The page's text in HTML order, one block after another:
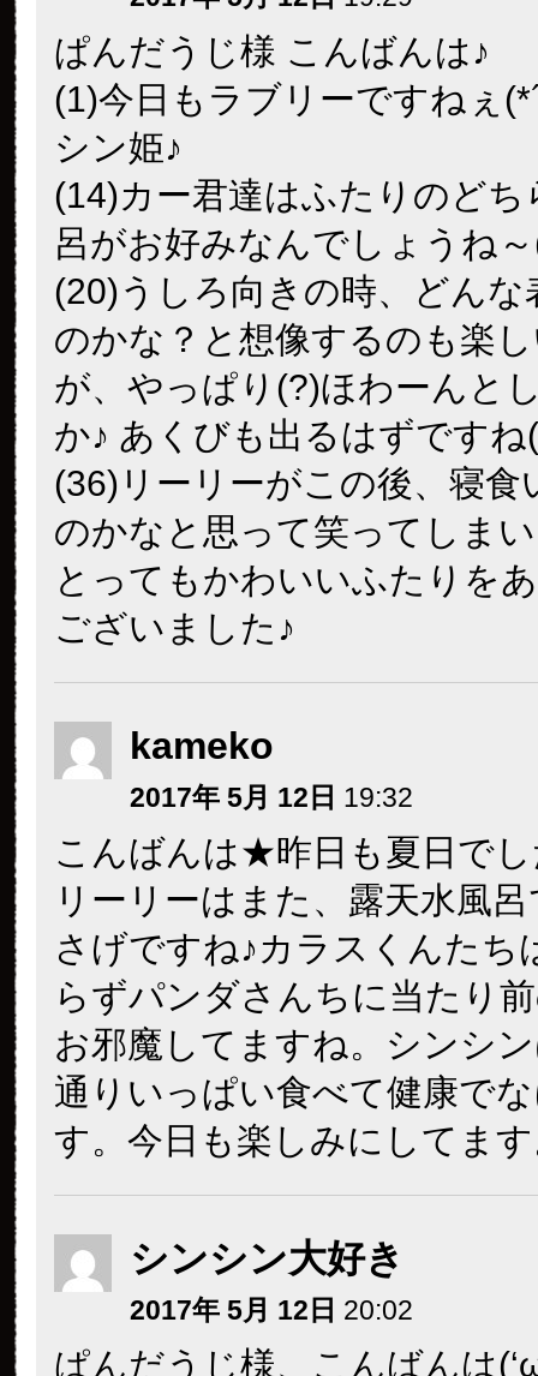
ぱんだうじ様 こんばんは♪
(1)今日もラブリーですねぇ
シン姫♪
(14)カー君達はふたりのどち
呂がお好みなんでしょうね
(20)うしろ向きの時、どんな
のかな？と想像するのも楽
が、やっぱり(?)ほわーんと
か♪ あくびも出るはずですね
(36)リーリーがこの後、寝食
のかなと思って笑ってしま
とってもかわいいふたりを
ございました♪
kameko
2017年 5月 12日 19:32
こんばんは★昨日も夏日で
リーリーはまた、露天水風
さげですね♪カラスくんたち
らずパンダさんちに当たり
お邪魔してますね。シンシ
通りいっぱい食べて健康で
す。今日も楽しみにしてま
シンシン大好き
2017年 5月 12日 20:02
ぱんだうじ様、こんばんは